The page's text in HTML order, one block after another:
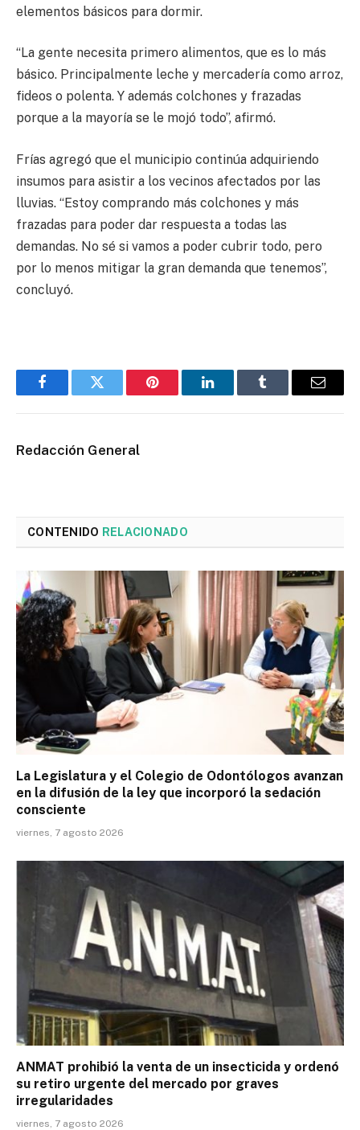
elementos básicos para dormir.
“La gente necesita primero alimentos, que es lo más
básico. Principalmente leche y mercadería como arroz,
fideos o polenta. Y además colchones y frazadas
porque a la mayoría se le mojó todo”, afirmó.
Frías agregó que el municipio continúa adquiriendo
insumos para asistir a los vecinos afectados por las
lluvias. “Estoy comprando más colchones y más
frazadas para poder dar respuesta a todas las
demandas. No sé si vamos a poder cubrir todo, pero
por lo menos mitigar la gran demanda que tenemos”,
concluyó.
FacebookTwitter Pinterest LinkedInTumblr Email
Redacción General
CONTENIDO RELACIONADO
La Legislatura y el Colegio de Odontólogos avanzan
en la difusión de la ley que incorporó la sedación
consciente
viernes, 7 agosto 2026
ANMAT prohibió la venta de un insecticida y ordenó
su retiro urgente del mercado por graves
irregularidades
viernes, 7 agosto 2026